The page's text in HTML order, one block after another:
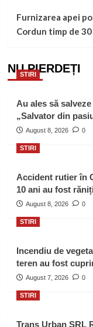
Furnizarea apei
Cordun timp de
NU PIERDEȚI
STIRI
Au ales să
„Salvator din
August 8, 2026 0
STIRI
Accident rutier în
10 ani au fost răniți
August 8, 2026 0
STIRI
Incendiu de
teren au fost
August 7, 2026 0
STIRI
Trans Urban SRL